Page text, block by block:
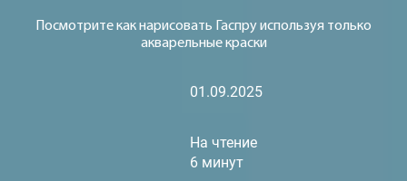
Посмотрите как нарисовать Гаспру используя только
акварельные краски
01.09.2025
На чтение
6 минут